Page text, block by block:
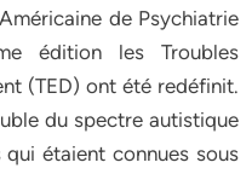
de Psychiatrie
édition les Troubles
(TED) ont été redéfinit.
du spectre autistique
étaient connues sous